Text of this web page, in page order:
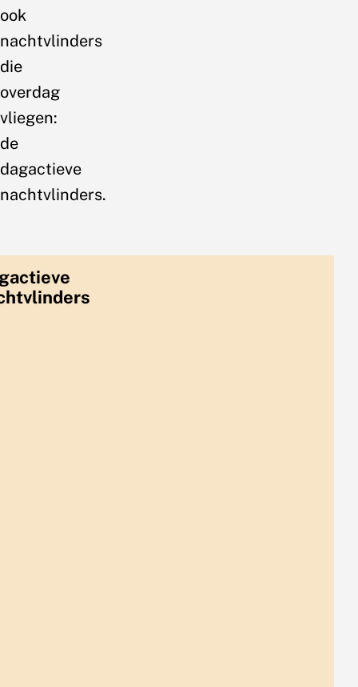
ook
nachtvlinders
die
overdag
vliegen:
de
dagactieve
nachtvlinders.